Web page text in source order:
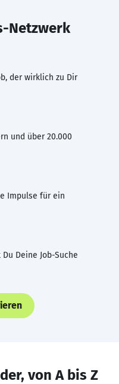
Netzwerk
der wirklich zu Dir
und über 20.000
Impulse für ein
Deine Job-Suche
von A bis Z